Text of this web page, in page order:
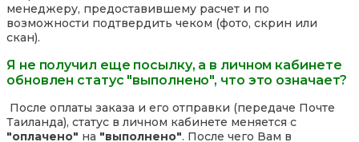
менеджеру, предоставившему расчет и по
возможности подтвердить чеком (фото, скрин или
скан).
Я не получил еще посылку, а в личном кабинете
обновлен статус "выполнено", что это означает?
После оплаты заказа и его отправки (передаче Почте
Таиланда), статус в личном кабинете меняется с
"оплачено" на "выполнено". После чего Вам в